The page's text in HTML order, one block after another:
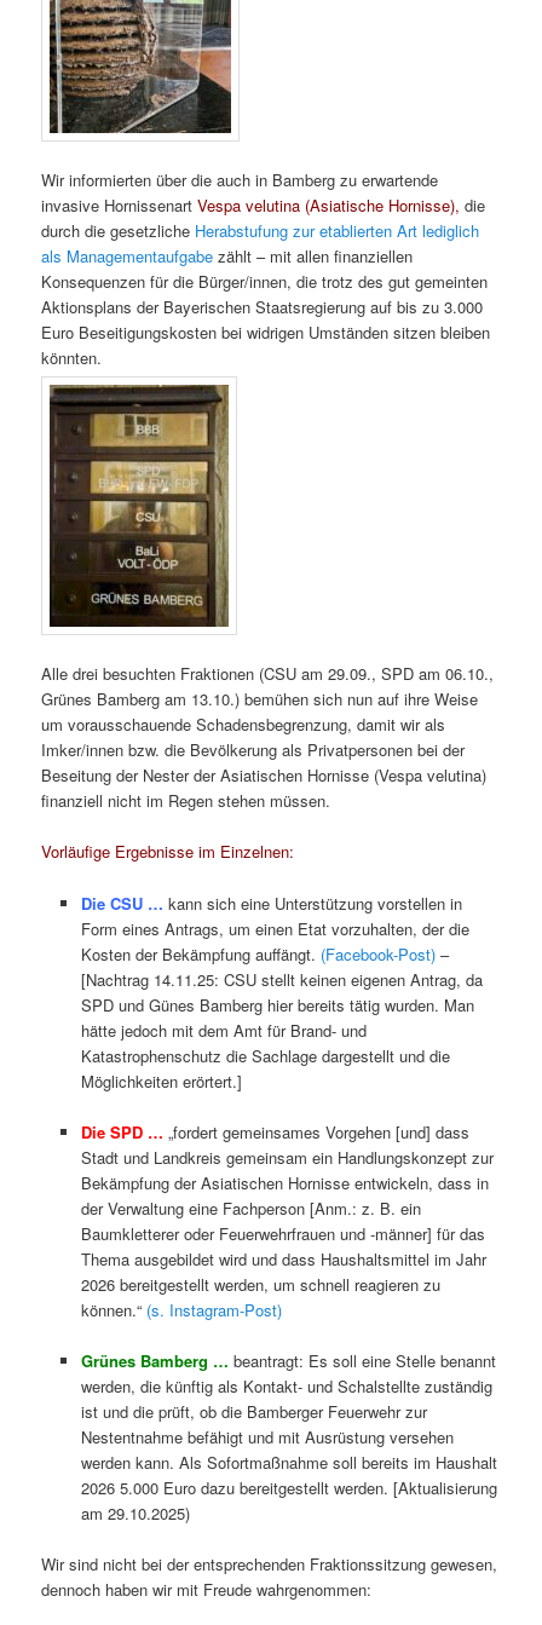
Wir informierten über die auch in Bamberg zu erwartende
invasive HornissenartVespa velutina (Asiatische Hornisse), die
durch die gesetzliche Herabstufung zur etablierten Art lediglich
als Managementaufgabe zählt – mit allen finanziellen
Konsequenzen für die Bürger/innen, die trotz des gut gemeinten
Aktionsplans der Bayerischen Staatsregierung auf bis zu 3.000
Euro Beseitigungskosten bei widrigen Umständen sitzen bleiben
könnten.
Alle drei besuchten Fraktionen (CSU am 29.09., SPD am 06.10.,
Grünes Bamberg am 13.10.) bemühen sich nun auf ihre Weise
um vorausschauende Schadensbegrenzung, damit wir als
Imker/innen bzw. die Bevölkerung als Privatpersonen bei der
Beseitung der Nester der Asiatischen Hornisse (Vespa velutina)
finanziell nicht im Regen stehen müssen.
Vorläufige Ergebnisse im Einzelnen:
Die CSU … kann sich eine Unterstützung vorstellen in
Form eines Antrags, um einen Etat vorzuhalten, der die
Kosten der Bekämpfung auffängt. (Facebook-Post)–
[Nachtrag 14.11.25: CSU stellt keinen eigenen Antrag, da
SPD und Günes Bamberg hier bereits tätig wurden. Man
hätte jedoch mit dem Amt für Brand- und
Katastrophenschutz die Sachlage dargestellt und die
Möglichkeiten erörtert.]
Die SPD … „fordert gemeinsames Vorgehen [und] dass
Stadt und Landkreis gemeinsam ein Handlungskonzept zur
Bekämpfung der Asiatischen Hornisse entwickeln, dass in
der Verwaltung eine Fachperson [Anm.: z. B. ein
Baumkletterer oder Feuerwehrfrauen und -männer] für das
Thema ausgebildet wird und dass Haushaltsmittel im Jahr
2026 bereitgestellt werden, um schnell reagieren zu
können.“ (s. Instagram-Post)
Grünes Bamberg … beantragt: Es soll eine Stelle benannt
werden, die künftig als Kontakt- und Schalstellte zuständig
ist und die prüft, ob die Bamberger Feuerwehr zur
Nestentnahme befähigt und mit Ausrüstung versehen
werden kann. Als Sofortmaßnahme soll bereits im Haushalt
2026 5.000 Euro dazu bereitgestellt werden. [Aktualisierung
am 29.10.2025)
Wir sind nicht bei der entsprechenden Fraktionssitzung gewesen,
dennoch haben wir mit Freude wahrgenommen: